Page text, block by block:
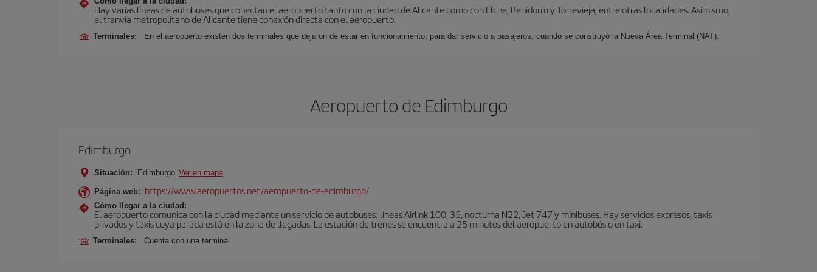
Hay varias líneas de autobuses que conectan el aeropuerto tanto con la ciudad de Alicante como con Elche, Benidorm y Torrevieja, entre otras localidades. Asímismo,
el tranvía metropolitano de Alicante tiene conexión directa con el aeropuerto.
Terminales: En el aeropuerto existen dos terminales que dejaron de estar en funcionamiento, para dar servicio a pasajeros, cuando se construyó la Nueva Área Terminal (NAT).
Aeropuerto de Edimburgo
Edimburgo
Situación: Edimburgo Ver en mapa
Página web: https://www.aeropuertos.net/aeropuerto-de-edimburgo/
Cómo llegar a la ciudad:
El aeropuerto comunica con la ciudad mediante un servicio de autobuses: líneas Airlink 100, 35, nocturna N22, Jet 747 y minibuses. Hay servicios expresos, taxis
privados y taxis cuya parada está en la zona de llegadas. La estación de trenes se encuentra a 25 minutos del aeropuerto en autobús o en taxi.
Terminales: Cuenta con una terminal.